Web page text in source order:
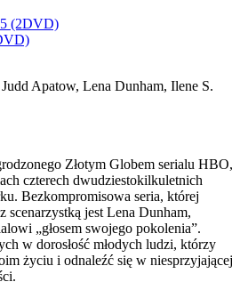
(2DVD)
Judd Apatow, Lena Dunham, Ilene S.
Złotym Globem serialu HBO,
czterech dwudziestokilkuletnich
Bezkompromisowa seria, której
scenarzystką jest Lena Dunham,
„głosem swojego pokolenia”.
w dorosłość młodych ludzi, którzy
życiu i odnaleźć się w niesprzyjającej